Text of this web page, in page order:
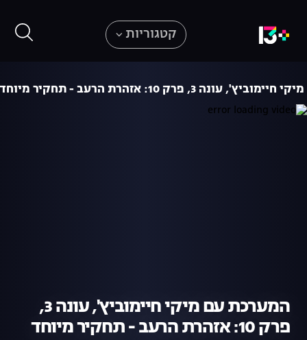
קטגוריות
עונה 3, פרק 10: אזהרת הרעב - תחקיר מיוחד
המערכת עם מיקי חיימוביץ', עונה 3,
פרק 10: אזהרת הרעב - תחקיר מיוחד